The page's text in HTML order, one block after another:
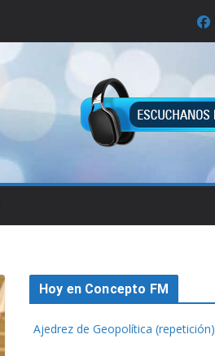
Hoy en Concepto FM
Ajedrez de Geopolítica (repetición)